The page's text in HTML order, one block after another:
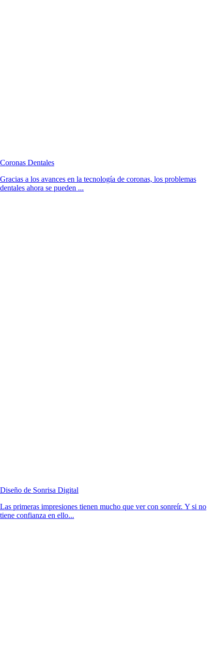
Coronas Dentales
Gracias a los avances en la tecnología de coronas, los problemas
dentales ahora se pueden ...
Diseño de Sonrisa Digital
Las primeras impresiones tienen mucho que ver con sonreír. Y si no
tiene confianza en ello...